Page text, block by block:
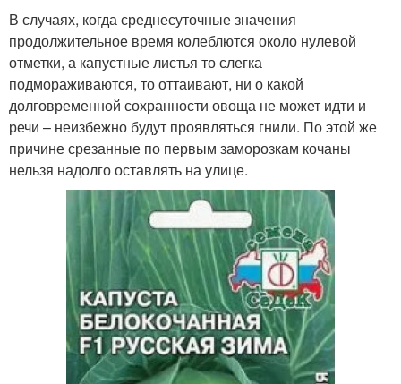
Капуста для похудения Капуста в банке
Среднеспелая капуста Эксперимент с капустой
Капуста на грядках Свежая капуста
Кислая капуста Брюссельская капуста
В случаях, когда среднесуточные значения
продолжительное время колеблются около нулевой
отметки, а капустные листья то слегка
подмораживаются, то оттаивают, ни о какой
долговременной сохранности овоща не может идти и
речи – неизбежно будут проявляться гнили. По этой же
причине срезанные по первым заморозкам кочаны
нельзя надолго оставлять на улице.